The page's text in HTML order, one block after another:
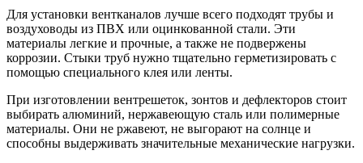
Для установки вентканалов лучше всего подходят трубы и
воздуховоды из ПВХ или оцинкованной стали. Эти
материалы легкие и прочные, а также не подвержены
коррозии. Стыки труб нужно тщательно герметизировать с
помощью специального клея или ленты.
При изготовлении вентрешеток, зонтов и дефлекторов стоит
выбирать алюминий, нержавеющую сталь или полимерные
материалы. Они не ржавеют, не выгорают на солнце и
способны выдерживать значительные механические нагрузки.